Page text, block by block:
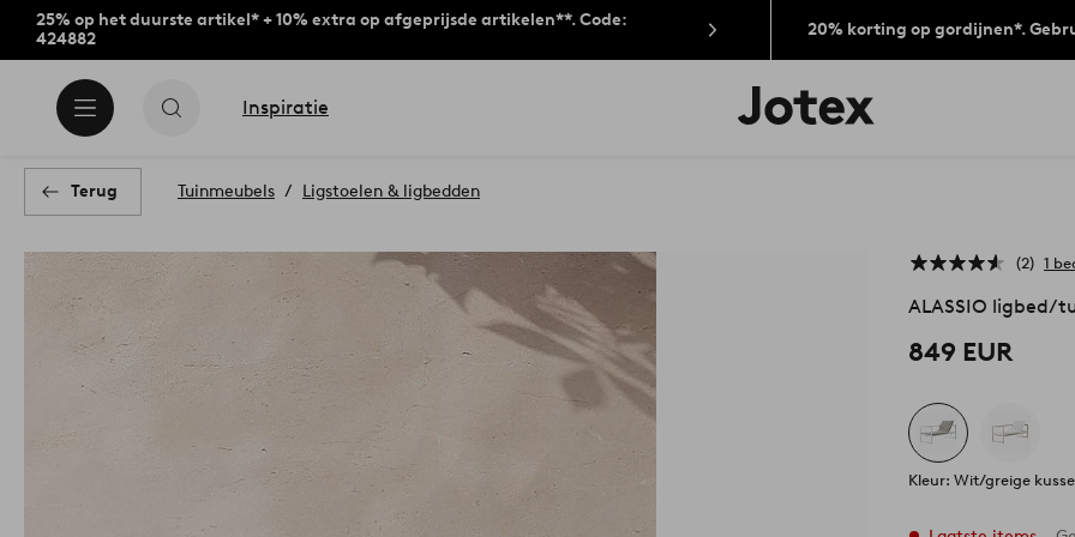
25% op het duurste artikel* + 10% extra op afgeprijsde artikelen**. Code:
424882
20% korting op gordijnen*.
Inspiratie
Jotex
logo
Terug Tuinmeubels Ligstoelen & ligbedden
2 1
ALASSIO ligbed/
849 EUR
Kleur: Wit/greige